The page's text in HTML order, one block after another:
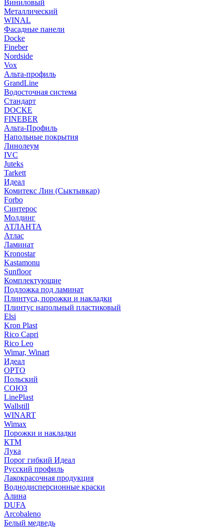
Виниловый
Металлический
WINAL
Фасадные панели
Docke
Fineber
Nordside
Vox
Альта-профиль
GrandLine
Водосточная система
Стандарт
DOCKE
FINEBER
Альта-Профиль
Напольные покрытия
Линолеум
IVC
Juteks
Tarkett
Идеал
Комитекс Лин (Сыктывкар)
Forbo
Синтерос
Молдинг
АТЛАНТА
Атлас
Ламинат
Kronostar
Kastamonu
Sunfloor
Комплектующие
Подложка под ламинат
Плинтуса, порожки и накладки
Плинтус напольный пластиковый
Elsi
Kron Plast
Rico Capri
Rico Leo
Wimar, Winart
Идеал
ОРТО
Польский
СОЮЗ
LinePlast
Wallstill
WINART
Wimax
Порожки и накладки
КТМ
Лука
Порог гибкий Идеал
Русский профиль
Лакокрасочная продукция
Воднодисперсионные краски
Алина
DUFA
Arcobaleno
Белый медведь